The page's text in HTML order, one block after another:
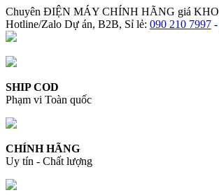
Chuyên ĐIỆN MÁY CHÍNH HÃNG giá KHO
Hotline/Zalo Dự án, B2B, Sỉ lẻ: 090 210 7997 -
SHIP COD
Phạm vi Toàn quốc
CHÍNH HÃNG
Uy tín - Chất lượng